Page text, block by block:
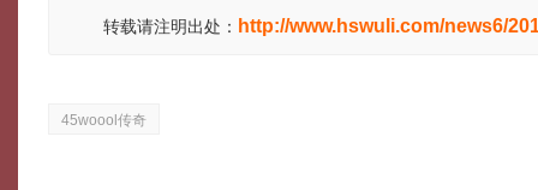
转载请注明出处： http://www.hswuli.com/news6/
45woool传奇